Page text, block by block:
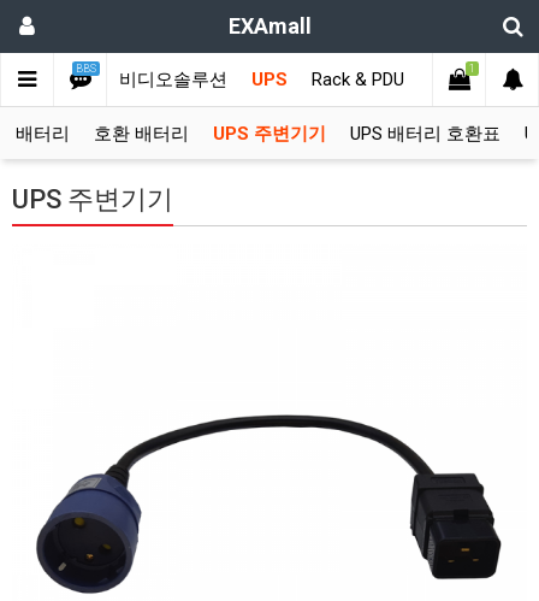
EXAmall
BBS
KVM스위치 비디오솔루션 UPS Rack & PDU 고객지원
1
배터리 호환 배터리 UPS 주변기기 UPS 배터리 호환표
UPS 주변기기